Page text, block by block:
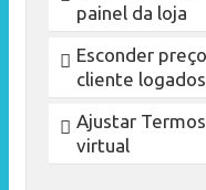
painel da loja
Esconder
cliente logados
Ajustar
virtual